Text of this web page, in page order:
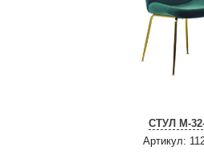
СТУЛ M-
Артикул: